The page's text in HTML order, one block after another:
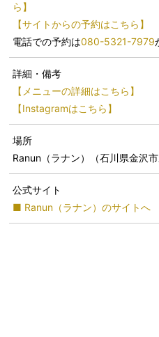
ら】
【サイトからの予約はこちら】
電話での予約は080-5321-7979
詳細・備考
【メニューの詳細はこちら】
【Instagramはこちら】
場所
Ranun（ラナン）（石川県金沢
公式サイト
■ Ranun（ラナン）のサイトへ